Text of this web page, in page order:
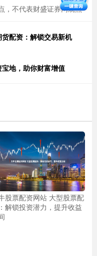
，不代表财盛证券网观点
配资：解锁交易新机
地，助你财富增值
股票配资网站 大型股票配
解锁投资潜力，提升收益